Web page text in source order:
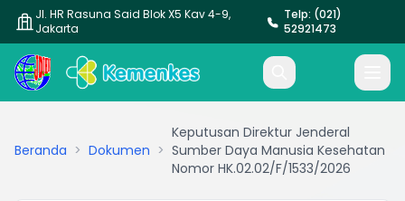
Jl. HR Rasuna Said Blok X5 Kav 4-9,
Jakarta
Telp: (021)
52921473
Beranda > Dokumen >
Keputusan Direktur Jenderal
Sumber Daya Manusia Kesehatan
Nomor HK.02.02/F/1533/2026